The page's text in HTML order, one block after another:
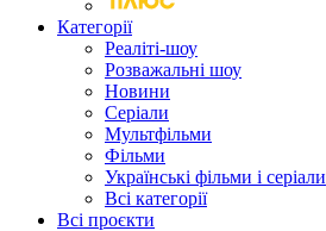
Категорії
Реаліті-шоу
Розважальні шоу
Новини
Серіали
Мультфільми
Фільми
Українські фільми і серіали
Всі категорії
Всі проєкти